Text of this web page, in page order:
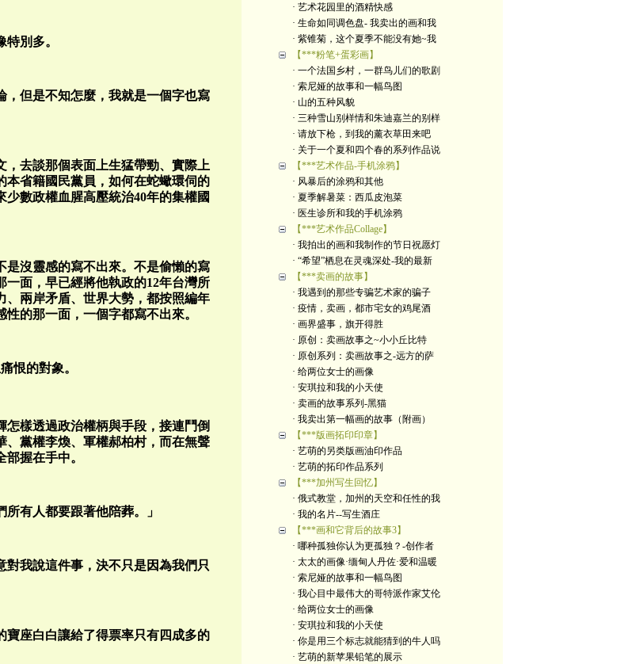
別多。
但是不知怎麼，我就是一個字也寫
去談那個表面上生猛帶勁、實際上
本省籍國民黨員，如何在蛇蠍環伺的
數政權血腥高壓統治40年的集權國
沒靈感的寫不出來。不是偷懶的寫
面，早已經將他執政的12年台灣所
兩岸矛盾、世界大勢，都按照編年
的那一面，一個字都寫不出來。
恨的對象。
樣透過政治權柄與手段，接連鬥倒
、黨權李煥、軍權郝柏村，而在無聲
握在手中。
有人都要跟著他陪葬。」
我說這件事，決不只是因為我們只
寶座白白讓給了得票率只有四成多的
· 艺术花园里的酒精快感
· 生命如同调色盘- 我卖出的画和我
· 紫锥菊，这个夏季不能没有她~我
【***粉笔+蛋彩画】
· 一个法国乡村，一群鸟儿们的歌剧
· 索尼娅的故事和一幅鸟图
· 山的五种风貌
· 三种雪山别样情和朱迪嘉兰的别样
· 请放下枪，到我的薰衣草田来吧
· 关于一个夏和四个春的系列作品说
【***艺术作品-手机涂鸦】
· 风暴后的涂鸦和其他
· 夏季解暑菜：西瓜皮泡菜
· 医生诊所和我的手机涂鸦
【***艺术作品Collage】
· 我拍出的画和我制作的节日祝愿灯
· “希望”栖息在灵魂深处-我的最新
【***卖画的故事】
· 我遇到的那些专骗艺术家的骗子
· 疫情，卖画，都市宅女的鸡尾酒
· 画界盛事，旗开得胜
· 原创：卖画故事之~小小丘比特
· 原创系列：卖画故事之-远方的萨
· 给两位女士的画像
· 安琪拉和我的小天使
· 卖画的故事系列-黑猫
· 我卖出第一幅画的故事（附画）
【***版画拓印印章】
· 艺萌的另类版画油印作品
· 艺萌的拓印作品系列
【***加州写生回忆】
· 俄式教堂，加州的天空和任性的我
· 我的名片--写生酒庄
【***画和它背后的故事3】
· 哪种孤独你认为更孤独？-创作者
· 太太的画像·缅甸人丹佐·爱和温暖
· 索尼娅的故事和一幅鸟图
· 我心目中最伟大的哥特派作家艾伦
· 给两位女士的画像
· 安琪拉和我的小天使
· 你是用三个标志就能猜到的牛人吗
· 艺萌的新苹果铅笔的展示